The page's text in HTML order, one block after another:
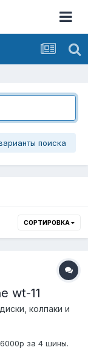
поиска
СОРТИРОВКА
wt-11
колпаки и
за 4 шины.